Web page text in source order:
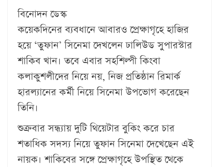
বিনোদন ডেস্ক
কয়েকদিনের ব্যবধানে আবারও প্রেক্ষাগৃহে হাজির
হয়ে ‘তুফান’ সিনেমা দেখলেন ঢালিউড সুপারস্টার
শাকিব খান। তবে এবার সহশিল্পী কিংবা
কলাকুশলীদের নিয়ে নয়, নিজ প্রতিষ্ঠান রিমার্ক
হারল্যানের কর্মী নিয়ে সিনেমা উপভোগ করেছেন
তিনি।
শুক্রবার সন্ধ্যায় দুটি থিয়েটার বুকিং করে চার
শতাধিক সদস্য নিয়ে তুফান সিনেমা দেখেছেন এই
নায়ক। শাকিবের সঙ্গে প্রেক্ষাগৃহে উপস্থিত থেকে